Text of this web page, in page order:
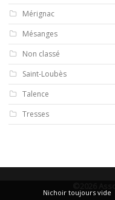
Nichoir toujours vide
Mérignac
Mésanges
Non classé
Saint-Loubès
Talence
Tresses